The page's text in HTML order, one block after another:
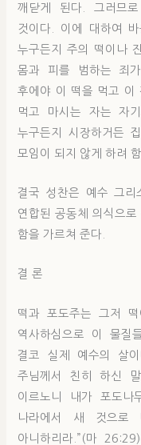
깨닫게 된다. 그러므
것이다. 이에 대하여
누구든지 주의 떡이나
몸과 피를 범하는 죄
후에야 이 떡을 먹고 이
먹고 마시는 자는 자
누구든지 시장하거든
모임이 되지 않게 하려
결국 성찬은 예수 그리
연합된 공동체 의식으
함을 가르쳐 준다.
결 론
떡과 포도주는 그저
역사하심으로 이 물질
결코 실제 예수의 살
주님께서 친히 하신 말
이르노니 내가 포도나
나라에서 새 것으로
아니하리라.”(마